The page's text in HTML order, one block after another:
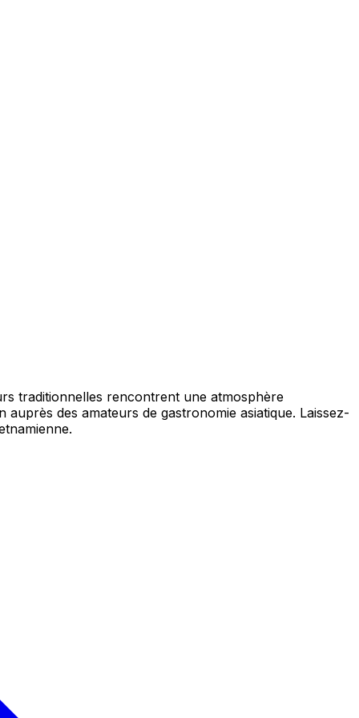
traditionnelles rencontrent une atmosphère
des amateurs de gastronomie asiatique. Laissez-